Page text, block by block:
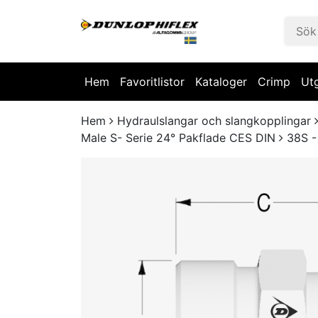
Hem Favoritlistor Kataloger Crimp
Hem
Hydraulslangar och slangkopplingar
Male S- Serie 24° Pakflade CES DIN
38S